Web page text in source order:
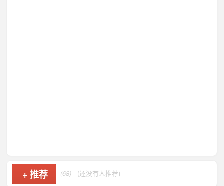
+推荐 (68) (还没有人推荐)